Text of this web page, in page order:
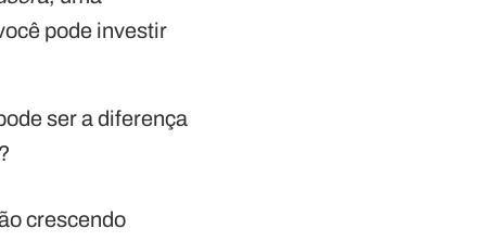
pode investir
ser a diferença
crescendo